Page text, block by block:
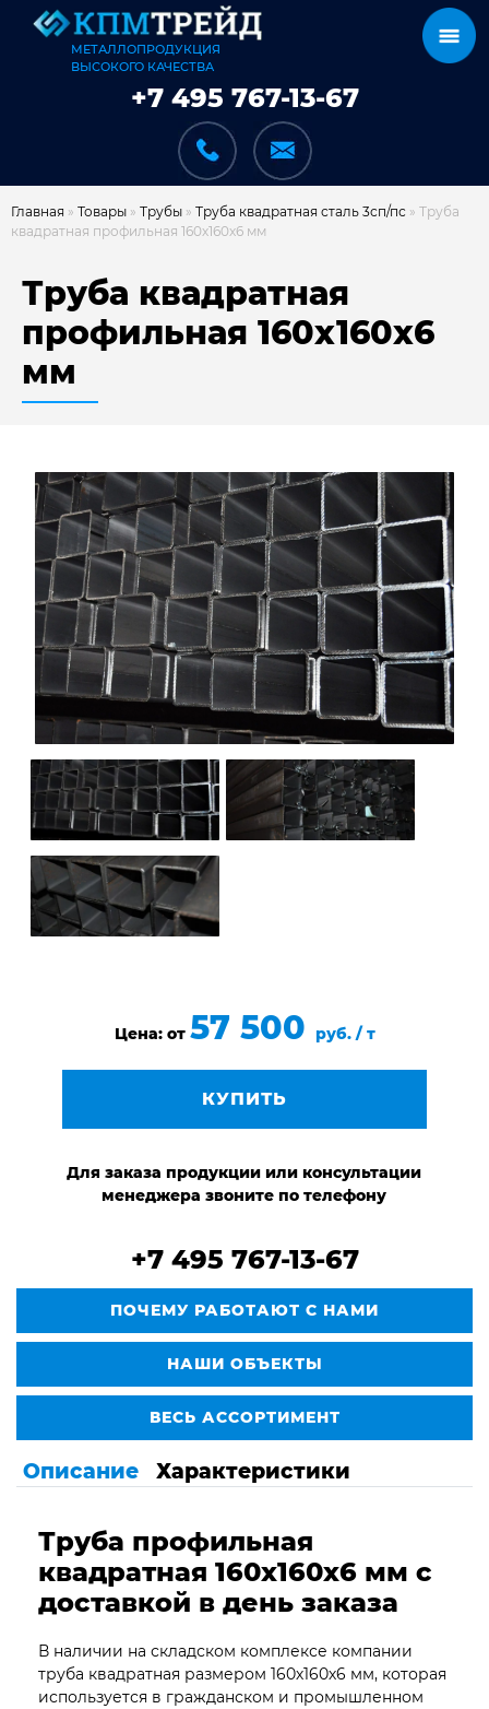
МЕТАЛЛОПРОДУКЦИЯ
ВЫСОКОГО КАЧЕСТВА
+7 495 767-13-67
ДОСТАВКА И ОПЛАТА
НАШИ ОБЪЕКТЫ
ОТЗЫВЫ
О НАС
БЛОГ
Главная » Товары » Трубы » Труба квадратная сталь 3сп/пс » Труба
квадратная профильная 160х160х6 мм
Труба квадратная
профильная 160х160х6
мм
Цена: от 57 500 руб. / т
КУПИТЬ
Для заказа продукции или консультации
менеджера звоните по телефону
+7 495 767-13-67
ПОЧЕМУ РАБОТАЮТ С НАМИ
НАШИ ОБЪЕКТЫ
ВЕСЬ АССОРТИМЕНТ
Описание Характеристики
Труба профильная
квадратная 160х160х6 мм с
доставкой в день заказа
В наличии на складском комплексе компании
труба квадратная размером 160х160х6 мм, которая
используется в гражданском и промышленном